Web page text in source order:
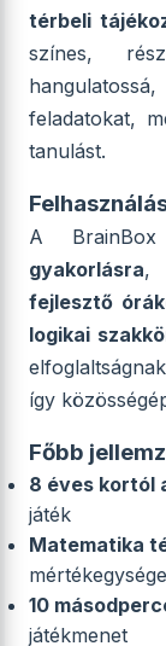
térbeli
színes,
feladatokat,
tanulást.
A
gyakorlásra,
fejlesztő
logikai
így
Főbb
8 éves kortól
játék
Matematika
10
játékmenet